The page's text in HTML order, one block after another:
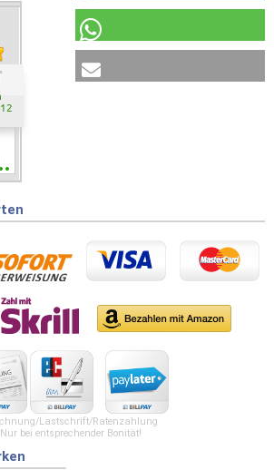
Lastschrift/Ratenzahlung
Nur bei entsprechender Bonität!